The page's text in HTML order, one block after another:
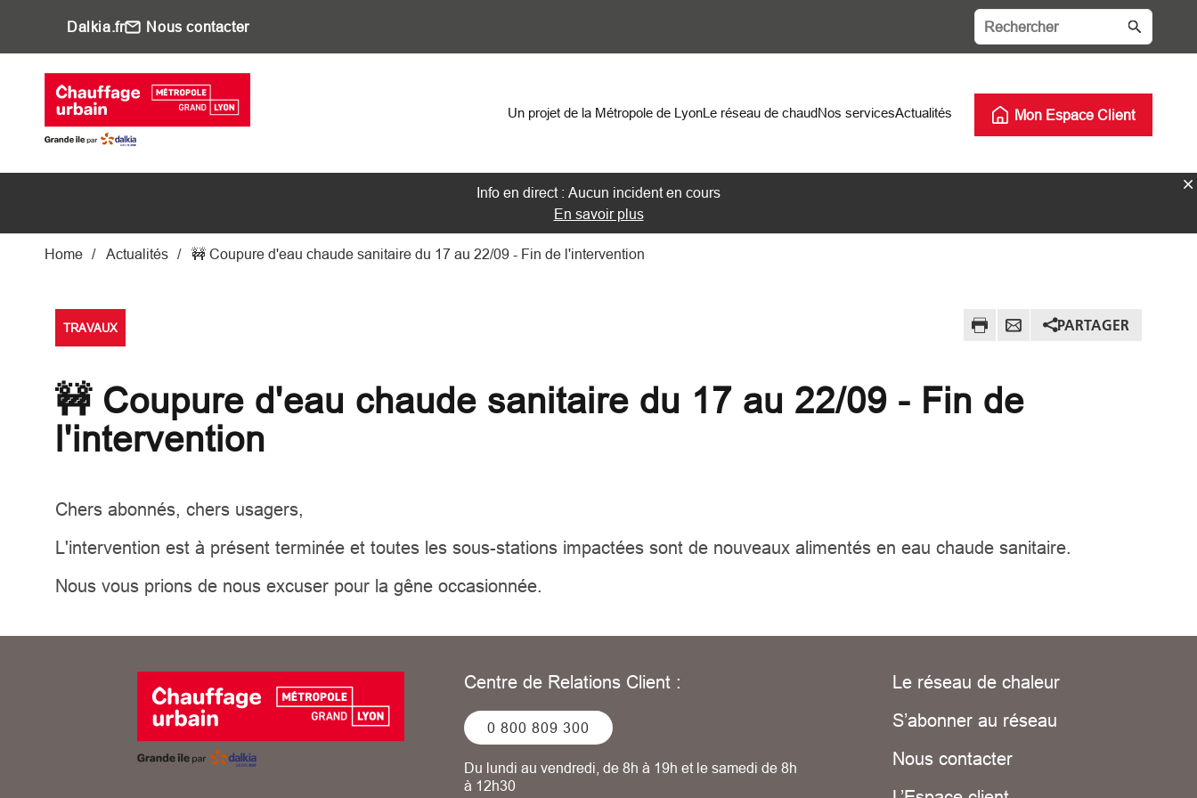
Dalkia.fr Nous contacter
Un projet de la Métropole de LyonLe réseau de chaudNos servicesActualités Mon Espace Client
Info en direct : Aucun incident en cours
En savoir plus
Fil d'Ariane
Home Actualités 🚧 Coupure d'eau chaude sanitaire du 17 au 22/09 - Fin de l'intervention
TRAVAUX PARTAGER
🚧 Coupure d'eau chaude sanitaire du 17 au 22/09 - Fin de
l'intervention
Chers abonnés, chers usagers,
L'intervention est à présent terminée et toutes les sous-stations impactées sont de nouveaux alimentés en eau chaude sanitaire.
Nous vous prions de nous excuser pour la gêne occasionnée.
Centre de Relations Client :
0 800 809 300
Du lundi au vendredi, de 8h à 19h et le samedi de 8h
à 12h30
Le réseau de chaleur
S’abonner au réseau
Nous contacter